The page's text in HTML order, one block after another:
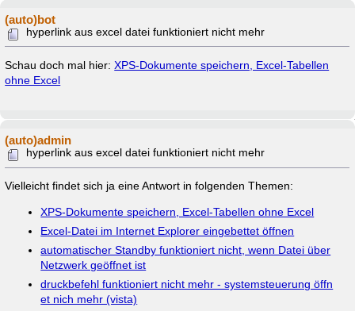
(auto)bot
hyperlink aus excel datei funktioniert nicht mehr
Schau doch mal hier:XPS-Dokumente speichern, Excel-Tabellen
ohne Excel
(auto)admin
hyperlink aus excel datei funktioniert nicht mehr
Vielleicht findet sich ja eine Antwort in folgenden Themen:
XPS-Dokumente speichern, Excel-Tabellen ohne Excel
Excel-Datei im Internet Explorer eingebettet öffnen
automatischer Standby funktioniert nicht, wenn Datei über
Netzwerk geöffnet ist
druckbefehl funktioniert nicht mehr - systemsteuerung öffn
et nich mehr (vista)